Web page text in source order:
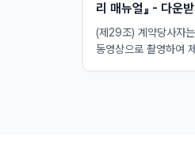
리 매뉴얼』 - 다운받
(제29조) 계약당사자
동영상으로 촬영하여